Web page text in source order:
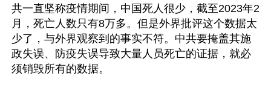
共一直坚称疫情期间，中国死人很少，截至2023年2
月，死亡人数只有8万多。但是外界批评这个数据太
少了，与外界观察到的事实不符。中共要掩盖其施
政失误、防疫失误导致大量人员死亡的证据，就必
须销毁所有的数据。